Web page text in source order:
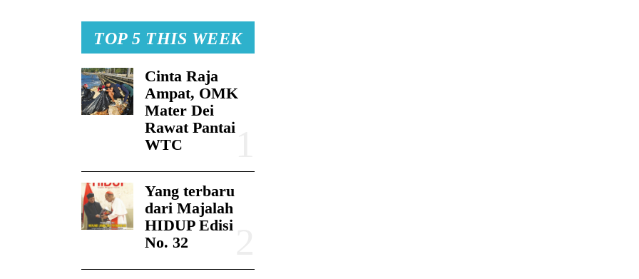
TOP 5 THIS WEEK
Cinta Raja
Ampat, OMK
Mater Dei
Rawat Pantai
WTC
Yang terbaru
dari Majalah
HIDUP Edisi
No. 32